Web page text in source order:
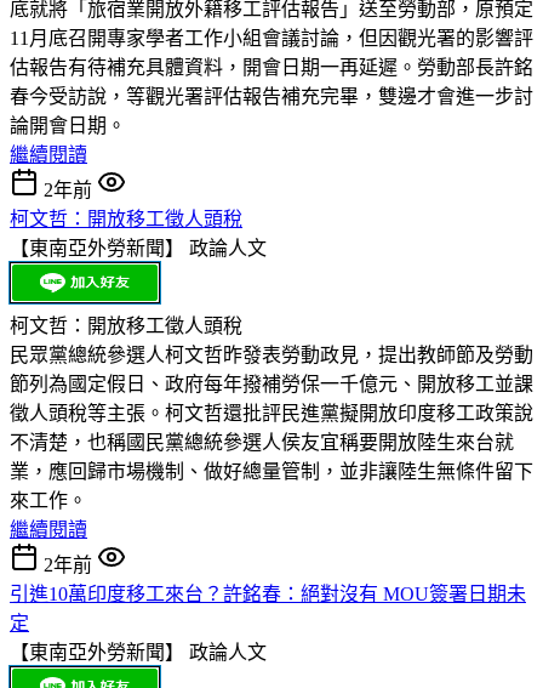
底就將「旅宿業開放外籍移工評估報告」送至勞動部，原預定
11月底召開專家學者工作小組會議討論，但因觀光署的影響評
估報告有待補充具體資料，開會日期一再延遲。勞動部長許銘
春今受訪說，等觀光署評估報告補充完畢，雙邊才會進一步討
論開會日期。
繼續閱讀
2年前
柯文哲：開放移工徵人頭稅
【東南亞外勞新聞】 政論人文
柯文哲：開放移工徵人頭稅
民眾黨總統參選人柯文哲昨發表勞動政見，提出教師節及勞動
節列為國定假日、政府每年撥補勞保一千億元、開放移工並課
徵人頭稅等主張。柯文哲還批評民進黨擬開放印度移工政策說
不清楚，也稱國民黨總統參選人侯友宜稱要開放陸生來台就
業，應回歸市場機制、做好總量管制，並非讓陸生無條件留下
來工作。
繼續閱讀
2年前
引進10萬印度移工來台？許銘春：絕對沒有 MOU簽署日期未
定
【東南亞外勞新聞】 政論人文